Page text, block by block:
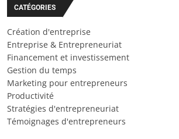
CATÉGORIES
Création d'entreprise
Entreprise & Entrepreneuriat
Financement et investissement
Gestion du temps
Marketing pour entrepreneurs
Productivité
Stratégies d'entrepreneuriat
Témoignages d'entrepreneurs